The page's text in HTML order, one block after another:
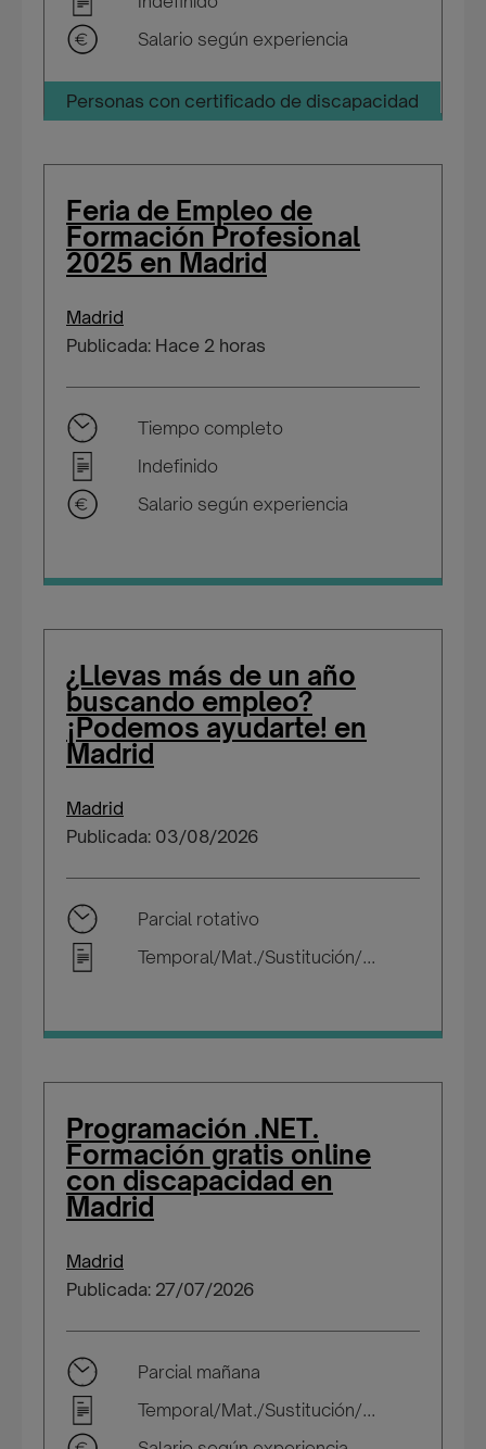
Salario según experiencia
Personas con certificado de discapacidad
Feria de Empleo de
Formación Profesional
2025 en Madrid
Madrid
Publicada: Hace 2 horas
Tiempo completo
Indefinido
Salario según experiencia
¿Llevas más de un año
buscando empleo?
¡Podemos ayudarte! en
Madrid
Madrid
Publicada: 03/08/2026
Parcial rotativo
Temporal/Mat./Sustitución/...
Programación .NET.
Formación gratis online
con discapacidad en
Madrid
Madrid
Publicada: 27/07/2026
Parcial mañana
Temporal/Mat./Sustitución/...